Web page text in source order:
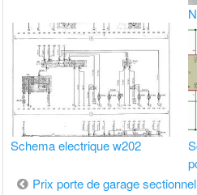
Schema electrique w202
Navigation
Prix porte de garage